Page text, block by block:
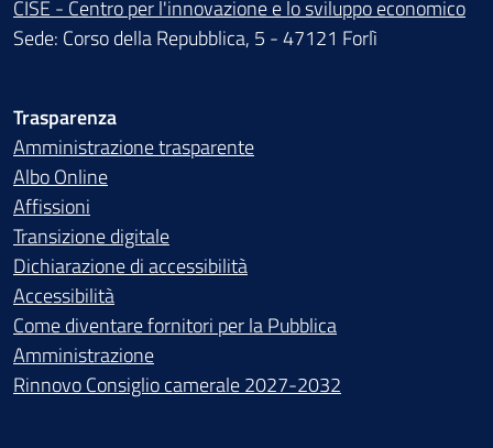
CISE - Centro per l'innovazione e lo sviluppo economico
Sede: Corso della Repubblica, 5 - 47121 Forlì
Trasparenza
Amministrazione trasparente
Albo Online
Affissioni
Transizione digitale
Dichiarazione di accessibilità
Accessibilità
Come diventare fornitori per la Pubblica
Amministrazione
Rinnovo Consiglio camerale 2027-2032